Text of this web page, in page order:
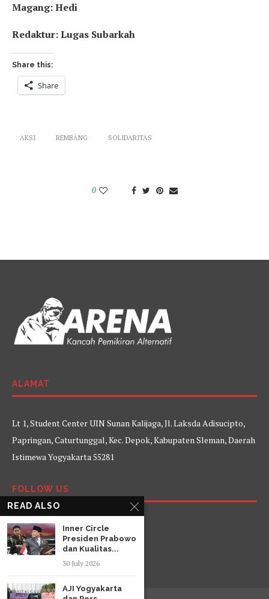
Magang: Hedi
Redaktur: Lugas Subarkah
Share this:
Share
AKSI REMBANG SOLIDARITAS
0
ALAMAT
Lt 1, Student Center UIN Sunan Kalijaga, Jl. Laksda Adisucipto,
Papringan, Caturtunggal, Kec. Depok, Kabupaten Sleman, Daerah
Istimewa Yogyakarta 55281
FOLLOW US
Facebook
TwitterInstagramYouTube
READ ALSO
Inner Circle
Presiden Prabowo
dan Kualitas...
30 July 2026
AJI Yogyakarta